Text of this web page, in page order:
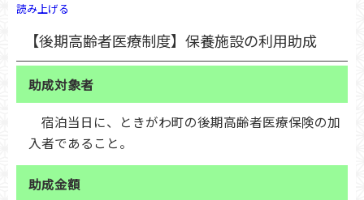
読み上げる
【後期高齢者医療制度】保養施設の利用助成
助成対象者
宿泊当日に、ときがわ町の後期高齢者医療保険の加
入者であること。
助成金額